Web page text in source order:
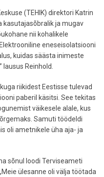
(TEHIK) direktori Katrin
kasutajasõbralik ja mugav
nii kohalikele
eneseisolatsiooni
kuidas säästa inimeste
lausus Reinhold.
riikidest Eestisse tulevad
paberil käsitsi. See tekitas
väikesele alale, kus
Samuti töödeldi
oli ametnikele üha aja- ja
sõnul loodi Terviseameti
ülesanne oli välja töötada